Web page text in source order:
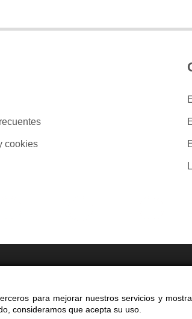
cookies
© Copyright 2014-
El uso de esta web significa la
para mejorar nuestros servicios y
consideramos que acepta su uso.